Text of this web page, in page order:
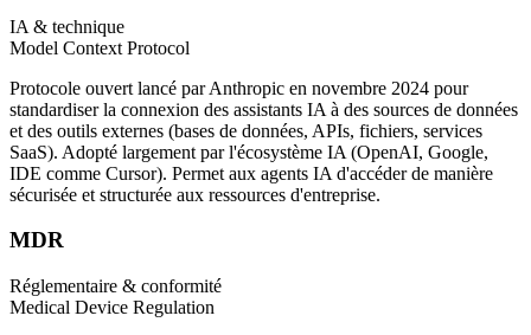
IA & technique
Model Context Protocol
Protocole ouvert lancé par Anthropic en novembre 2024 pour
standardiser la connexion des assistants IA à des sources de données
et des outils externes (bases de données, APIs, fichiers, services
SaaS). Adopté largement par l'écosystème IA (OpenAI, Google,
IDE comme Cursor). Permet aux agents IA d'accéder de manière
sécurisée et structurée aux ressources d'entreprise.
MDR
Réglementaire & conformité
Medical Device Regulation